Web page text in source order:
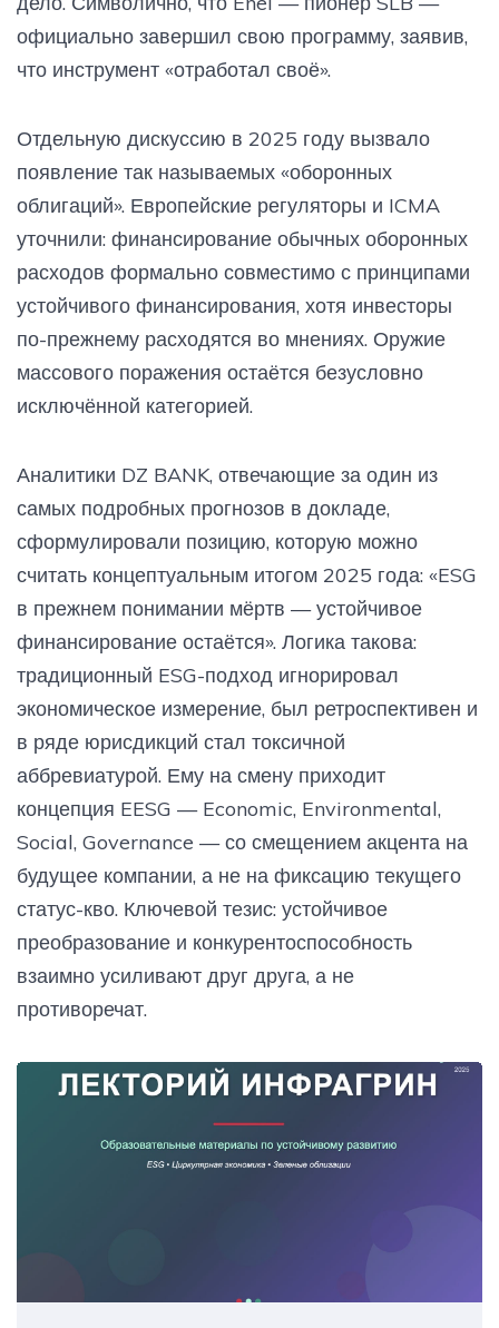
официально завершил свою программу, заявив,
что инструмент «отработал своё».
Отдельную дискуссию в 2025 году вызвало
появление так называемых «оборонных
облигаций». Европейские регуляторы и ICMA
уточнили: финансирование обычных оборонных
расходов формально совместимо с принципами
устойчивого финансирования, хотя инвесторы
по-прежнему расходятся во мнениях. Оружие
массового поражения остаётся безусловно
исключённой категорией.
Аналитики DZ BANK, отвечающие за один из
самых подробных прогнозов в докладе,
сформулировали позицию, которую можно
считать концептуальным итогом 2025 года: «ESG
в прежнем понимании мёртв — устойчивое
финансирование остаётся». Логика такова:
традиционный ESG-подход игнорировал
экономическое измерение, был ретроспективен и
в ряде юрисдикций стал токсичной
аббревиатурой. Ему на смену приходит
концепция EESG — Economic, Environmental,
Social, Governance — со смещением акцента на
будущее компании, а не на фиксацию текущего
статус-кво. Ключевой тезис: устойчивое
преобразование и конкурентоспособность
взаимно усиливают друг друга, а не
противоречат.